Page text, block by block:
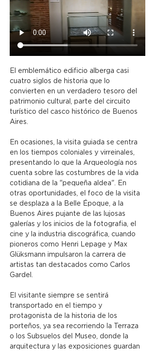
El emblemático edificio alberga casi
cuatro siglos de historia que lo
convierten en un verdadero tesoro del
patrimonio cultural, parte del circuito
turístico del casco histórico de Buenos
Aires.
En ocasiones, la visita guiada se centra
en los tiempos coloniales y virreinales,
presentando lo que la Arqueología nos
cuenta sobre las costumbres de la vida
cotidiana de la "pequeña aldea". En
otras oportunidades, el foco de la visita
se desplaza a la Belle Époque, a la
Buenos Aires pujante de las lujosas
galerías y los inicios de la fotografia, el
cine y la industria discográfica, cuando
pioneros como Henri Lepage y Max
Glüksmann impulsaron la carrera de
artistas tan destacados como Carlos
Gardel.
El visitante siempre se sentirá
transportado en el tiempo y
protagonista de la historia de los
porteños, ya sea recorriendo la Terraza
o los Subsuelos del Museo, donde la
arquitectura y las exposiciones guardan